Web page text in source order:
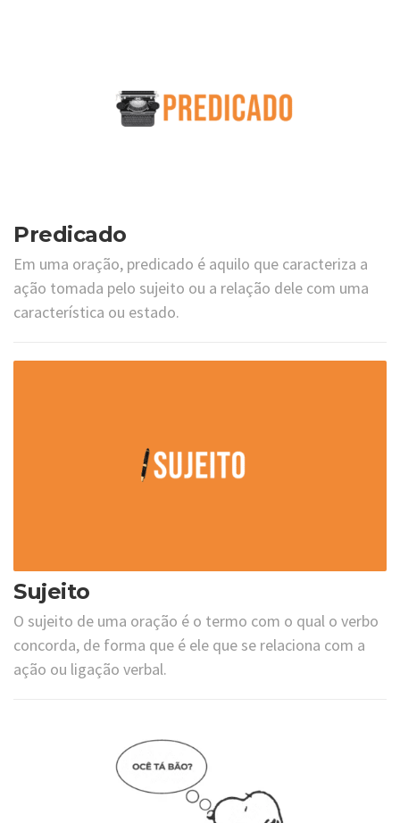
Predicado
Em uma oração, predicado é aquilo que caracteriza a
ação tomada pelo sujeito ou a relação dele com uma
característica ou estado.
Sujeito
O sujeito de uma oração é o termo com o qual o verbo
concorda, de forma que é ele que se relaciona com a
ação ou ligação verbal.